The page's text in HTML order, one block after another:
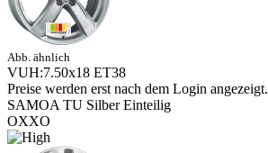
Abb. ähnlich
VUH:7.50x18 ET38
Preise werden erst nach dem Login angezeigt.
SAMOA TU Silber Einteilig
OXXO